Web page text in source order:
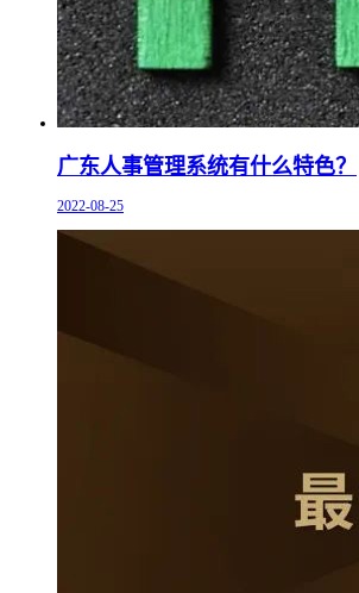
广东人事管理系统有什么特色？
2022-08-25